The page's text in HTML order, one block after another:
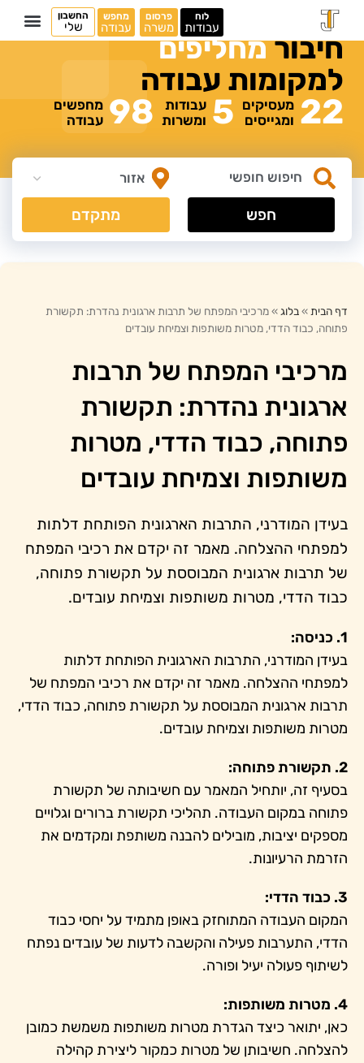
לוח
עבודות
פרסום
משרה
מחפש
עבודה
החשבון
שלי
חיבורמחליפים
למקומות עבודה
22 מעסיקים
ומגייסים
5 עבודות
ומשרות 98 מחפשים
עבודה
חפש מתקדם
דף הבית »בלוג »מרכיבי המפתח של תרבות ארגונית נהדרת: תקשורת
פתוחה, כבוד הדדי, מטרות משותפות וצמיחת עובדים
מרכיבי המפתח של תרבות
ארגונית נהדרת: תקשורת
פתוחה, כבוד הדדי, מטרות
משותפות וצמיחת עובדים
בעידן המודרני, התרבות הארגונית הפותחת דלתות
למפתחי ההצלחה. מאמר זה יקדם את רכיבי המפתח
של תרבות ארגונית המבוססת על תקשורת פתוחה,
כבוד הדדי, מטרות משותפות וצמיחת עובדים.
1. כניסה:
בעידן המודרני, התרבות הארגונית הפותחת דלתות
למפתחי ההצלחה. מאמר זה יקדם את רכיבי המפתח של
תרבות ארגונית המבוססת על תקשורת פתוחה, כבוד הדדי,
מטרות משותפות וצמיחת עובדים.
2. תקשורת פתוחה:
בסעיף זה, יותחיל המאמר עם חשיבותה של תקשורת
פתוחה במקום העבודה. תהליכי תקשורת ברורים וגלויים
מספקים יציבות, מובילים להבנה משותפת ומקדמים את
הזרמת הרעיונות.
3. כבוד הדדי:
המקום העבודה המתוחזק באופן מתמיד על יחסי כבוד
הדדי, התערבות פעילה והקשבה לדעות של עובדים נפתח
לשיתוף פעולה יעיל ופורה.
4. מטרות משותפות:
כאן, יתואר כיצד הגדרת מטרות משותפות משמשת כמובן
להצלחה. חשיבותן של מטרות כמקור ליצירת קהילה